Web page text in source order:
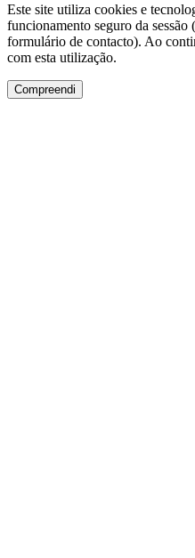
Este site utiliza cookies e
funcionamento seguro da
formulário de contacto). Ao
com esta utilização.
Compreendi